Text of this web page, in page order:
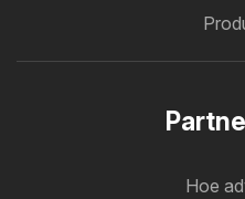
Hoe